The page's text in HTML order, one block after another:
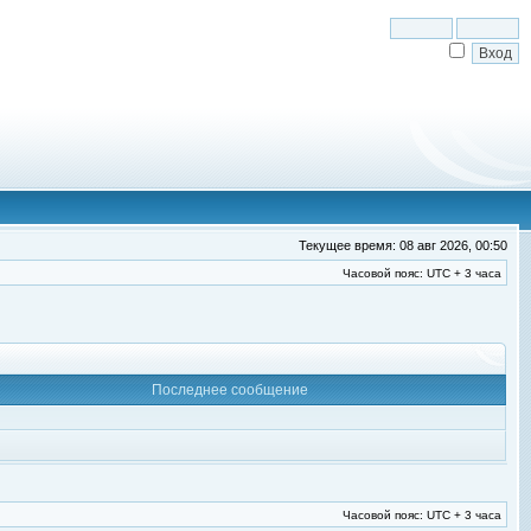
Текущее время: 08 авг 2026, 00:50
Часовой пояс: UTC + 3 часа
Последнее сообщение
Часовой пояс: UTC + 3 часа